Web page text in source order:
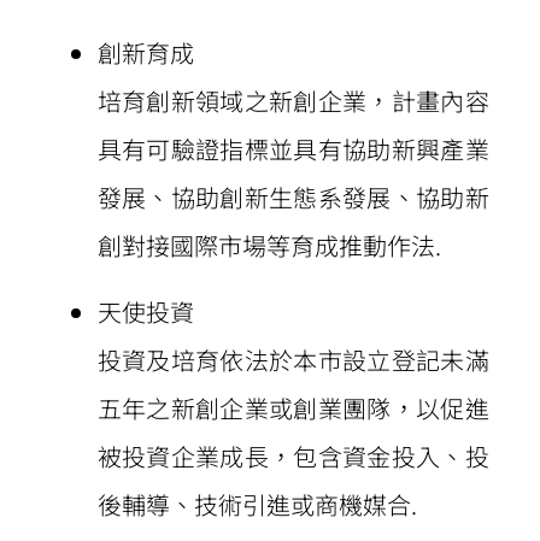
創新育成
培育創新領域之新創企業，計畫內容
具有可驗證指標並具有協助新興產業
發展、協助創新生態系發展、協助新
創對接國際市場等育成推動作法.
天使投資
投資及培育依法於本市設立登記未滿
五年之新創企業或創業團隊，以促進
被投資企業成長，包含資金投入、投
後輔導、技術引進或商機媒合.